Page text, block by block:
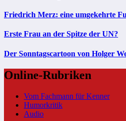
Friedrich Merz: eine umgekehrte
Erste Frau an der Spitze der UN?
Der Sonntagscartoon von Holger
Online-Rubriken
Vom Fachmann für Kenner
Humorkritik
Audio